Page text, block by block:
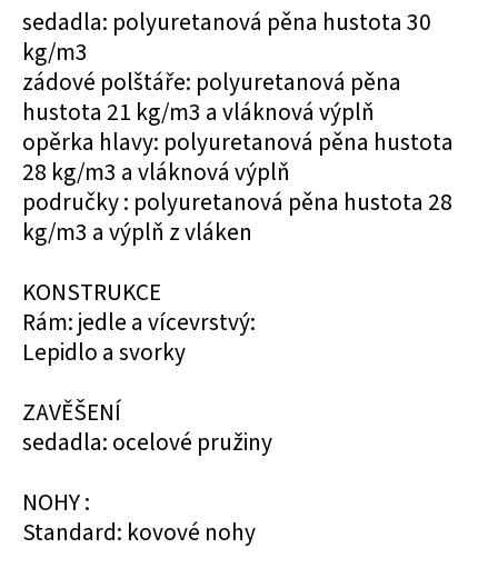
sedadla: polyuretanová pěna hustota 30
kg/m3
zádové polštáře: polyuretanová pěna
hustota 21 kg/m3 a vláknová výplň
opěrka hlavy: polyuretanová pěna hustota
28 kg/m3 a vláknová výplň
područky : polyuretanová pěna hustota 28
kg/m3 a výplň z vláken
KONSTRUKCE
Rám: jedle a vícevrstvý:
Lepidlo a svorky
ZAVĚŠENÍ
sedadla: ocelové pružiny
NOHY :
Standard: kovové nohy